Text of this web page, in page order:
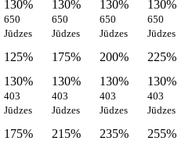
130%
650
Jūdzes
130%
650
Jūdzes
130%
650
Jūdzes
130%
650
Jūdzes
125% 175% 200% 225%
130%
403
Jūdzes
130%
403
Jūdzes
130%
403
Jūdzes
130%
403
Jūdzes
175% 215% 235% 255%